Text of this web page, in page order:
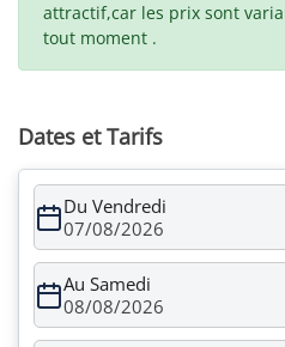
attractif,car les prix sont
tout moment .
Dates et Tarifs
Du Vendredi
07/08/2026
Au Samedi
08/08/2026